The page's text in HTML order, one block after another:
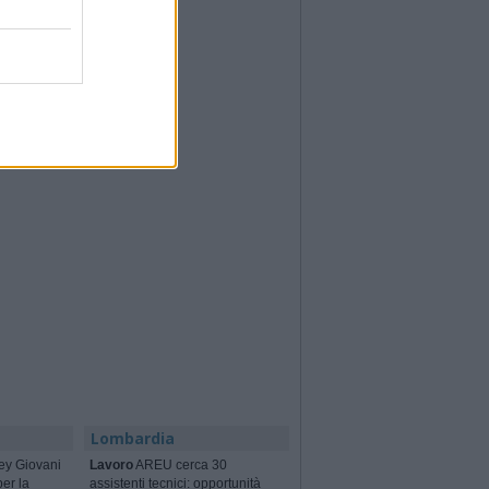
Giovani
la
Lombardia
LavoroAREU cerca 30
assistenti tecnici: opportunità